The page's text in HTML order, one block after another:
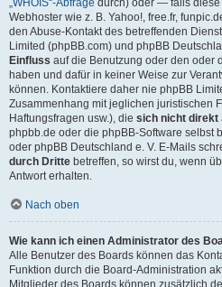
„WHOIS“-Abfrage durch) oder — falls diese
Webhoster wie z. B. Yahoo!, free.fr,
den Abuse-Kontakt des betreffenden
Limited (phpBB.com) und phpBB
Einfluss auf die Benutzung oder den oder
haben und dafür in keiner Weise zur
können. Kontaktiere daher nie phpBB
Zusammenhang mit jeglichen juristischen
Haftungsfragen usw.), die sich nicht direkt
phpbb.de oder die phpBB-Software selbst
oder phpBB Deutschland e. V. E-Mails
durch Dritte betreffen, so wirst du, wenn
Antwort erhalten.
Nach oben
Wie kann ich einen Administrator des
Alle Benutzer des Boards können das
Funktion durch die Board-Administration
Mitglieder des Boards können zusätzlich